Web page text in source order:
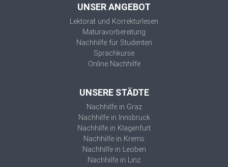
UNSER ANGEBOT
Lektorat und Korrekturlesen
Maturavorbereitung
Nachhilfe für Studenten
Sprachkurse
Online Nachhilfe
UNSERE STÄDTE
Nachhilfe in Graz
Nachhilfe in Innsbruck
Nachhilfe in Klagenfurt
Nachhilfe in Krems
Nachhilfe in Leoben
Nachhilfe in Linz